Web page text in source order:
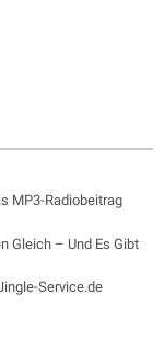
MP3-Radiobeitrag
Gleich – Und Es Gibt
Service.de